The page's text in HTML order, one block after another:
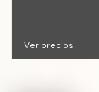
Ver precios